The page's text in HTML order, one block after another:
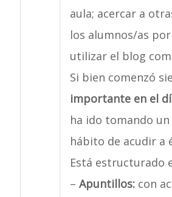
aula; acercar a
los alumnos/as
utilizar el blog
Si bien comenzó
importante en el
ha ido tomando
hábito de acudir a
Está estructurado
– Apuntillos:con